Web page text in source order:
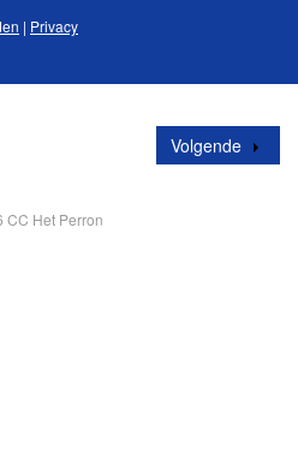
| Privacy
Volgende
CC Het Perron